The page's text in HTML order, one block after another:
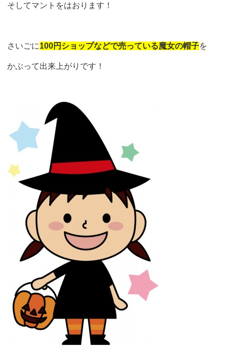
そしてマントをはおります！
さいごに100円ショップなどで売っている魔女の帽子を
かぶって出来上がりです！